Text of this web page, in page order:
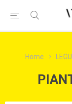
Home